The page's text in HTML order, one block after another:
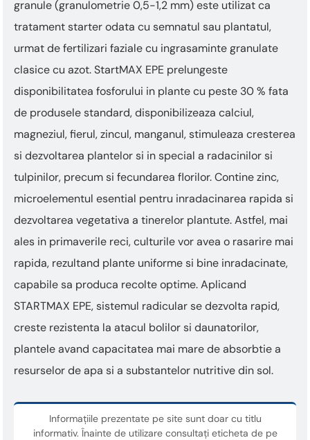
granule (granulometrie 0,5-1,2 mm) este utilizat ca
tratament starter odata cu semnatul sau plantatul,
urmat de fertilizari faziale cu ingrasaminte granulate
clasice cu azot. StartMAX EPE prelungeste
disponibilitatea fosforului in plante cu peste 30 % fata
de produsele standard, disponibilizeaza calciul,
magneziul, fierul, zincul, manganul, stimuleaza cresterea
si dezvoltarea plantelor si in special a radacinilor si
tulpinilor, precum si fecundarea florilor. Contine zinc,
microelementul esential pentru inradacinarea rapida si
dezvoltarea vegetativa a tinerelor plantute. Astfel, mai
ales in primaverile reci, culturile vor avea o rasarire mai
rapida, rezultand plante uniforme si bine inradacinate,
capabile sa produca recolte optime. Aplicand
STARTMAX EPE, sistemul radicular se dezvolta rapid,
creste rezistenta la atacul bolilor si daunatorilor,
plantele avand capacitatea mai mare de absorbtie a
resurselor de apa si a substantelor nutritive din sol.
Informațiile prezentate pe site sunt doar cu titlu
informativ. Înainte de utilizare consultați eticheta de pe